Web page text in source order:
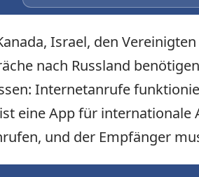
Israel, den
nach Russland
Internetanrufe
eine App für
und der Empfänger